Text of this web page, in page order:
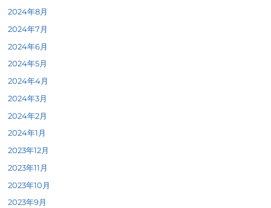
2024年8月
2024年7月
2024年6月
2024年5月
2024年4月
2024年3月
2024年2月
2024年1月
2023年12月
2023年11月
2023年10月
2023年9月